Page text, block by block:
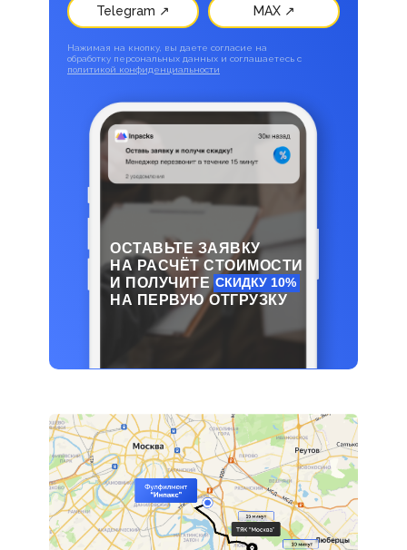
Нажимая на кнопку, вы даете согласие на
обработку персональных данных и соглашаетесь c
политикой конфиденциальности
ОСТАВЬТЕ ЗАЯВКУ
НА РАСЧЁТ СТОИМОСТИ
И ПОЛУЧИТЕ
НА ПЕРВУЮ ОТГРУЗКУ
СКИДКУ 10%
MAX ↗
Telegram ↗